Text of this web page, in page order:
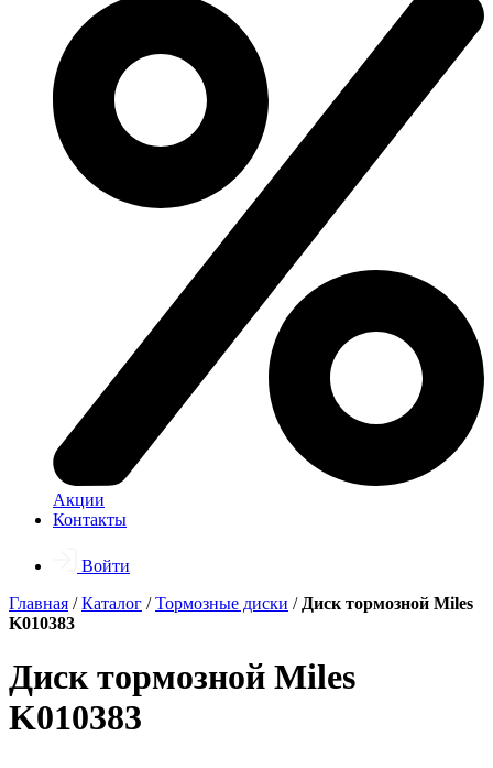
Акции
Контакты
Войти
Главная /Каталог /Тормозные диски / Диск тормозной Miles
K010383
Диск тормозной Miles
K010383